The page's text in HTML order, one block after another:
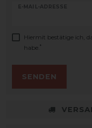
E-MAIL-ADRESSE
Hiermit bestätige ich,
habe. *
SENDEN